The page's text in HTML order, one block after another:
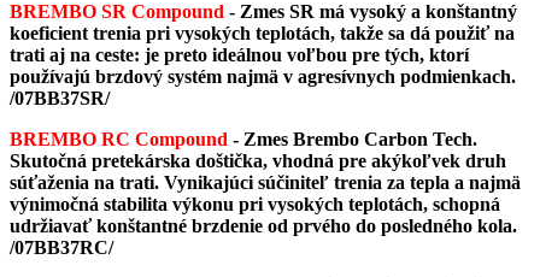
BREMBO SR Compound - Zmes SR má vysoký a konštantný
koeficient trenia pri vysokých teplotách, takže sa dá použiť na
trati aj na ceste: je preto ideálnou voľbou pre tých, ktorí
používajú brzdový systém najmä v agresívnych podmienkach.
/07BB37SR/
BREMBO RC Compound - Zmes Brembo Carbon Tech.
Skutočná pretekárska doštička, vhodná pre akýkoľvek druh
súťaženia na trati. Vynikajúci súčiniteľ trenia za tepla a najmä
výnimočná stabilita výkonu pri vysokých teplotách, schopná
udržiavať konštantné brzdenie od prvého do posledného kola.
/07BB37RC/